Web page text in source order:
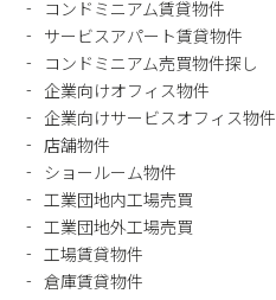
コンドミニアム賃貸物件
サービスアパート賃貸物件
コンドミニアム売買物件探し
企業向けオフィス物件
企業向けサービスオフィス物件
店舗物件
ショールーム物件
工業団地内工場売買
工業団地外工場売買
工場賃貸物件
倉庫賃貸物件